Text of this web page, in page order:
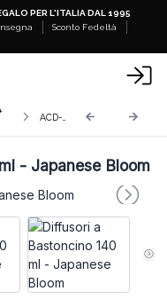
PER L'ITALIA DAL 1995
Sconto Fedeltà
- Japanese Bloom